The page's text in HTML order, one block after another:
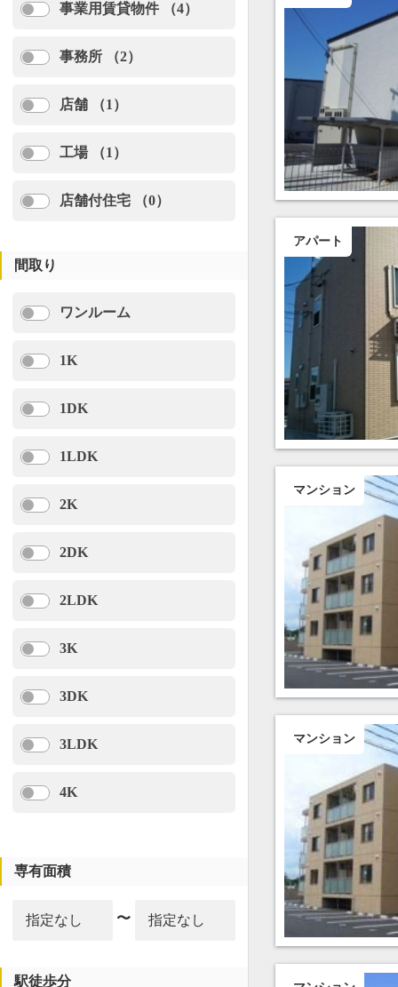
事業用賃貸物件 （4）
事務所 （2）
店舗 （1）
工場 （1）
店舗付住宅 （0）
間取り
ワンルーム
1K
1DK
1LDK
2K
2DK
2LDK
3K
3DK
3LDK
4K
専有面積
〜
駅徒歩分
アパート
マンション
マンション